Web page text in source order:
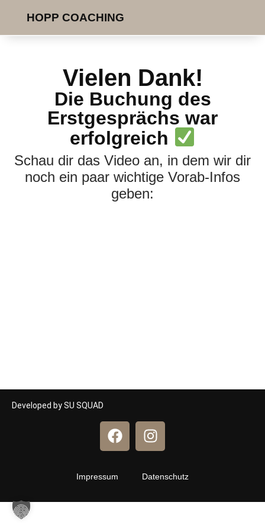
HOPP COACHING
Vielen Dank!
Die Buchung des
Erstgesprächs war
erfolgreich
Schau dir das Video an, in dem wir dir
noch ein paar wichtige Vorab-Infos
geben:
Developed by SU SQUAD
Impressum Datenschutz